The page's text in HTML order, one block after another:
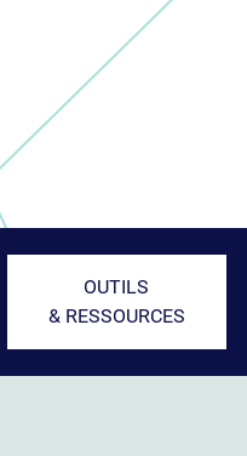
OUTILS
& RESSOURCES